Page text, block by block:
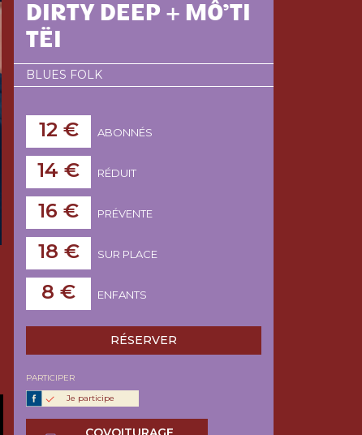
DIRTY DEEP + MÔ’TI
TËI
BLUES FOLK
12 € ABONNÉS
14 € RÉDUIT
16 € PRÉVENTE
18 € SUR PLACE
8 € ENFANTS
RÉSERVER
PARTICIPER
Je participe